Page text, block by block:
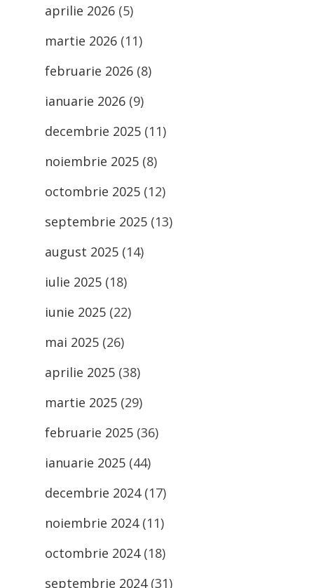
aprilie 2026 (5)
martie 2026 (11)
februarie 2026 (8)
ianuarie 2026 (9)
decembrie 2025 (11)
noiembrie 2025 (8)
octombrie 2025 (12)
septembrie 2025 (13)
august 2025 (14)
iulie 2025 (18)
iunie 2025 (22)
mai 2025 (26)
aprilie 2025 (38)
martie 2025 (29)
februarie 2025 (36)
ianuarie 2025 (44)
decembrie 2024(17)
noiembrie 2024(11)
octombrie 2024(18)
septembrie 2024(31)